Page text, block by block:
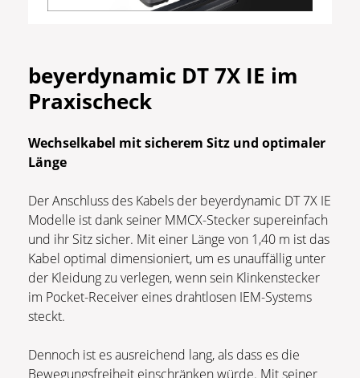
beyerdynamic DT 7X IE im
Praxischeck
Wechselkabel mit sicherem Sitz und optimaler
Länge
Der Anschluss des Kabels der beyerdynamic DT 7X IE
Modelle ist dank seiner MMCX-Stecker supereinfach
und ihr Sitz sicher. Mit einer Länge von 1,40 m ist das
Kabel optimal dimensioniert, um es unauffällig unter
der Kleidung zu verlegen, wenn sein Klinkenstecker
im Pocket-Receiver eines drahtlosen IEM-Systems
steckt.
Dennoch ist es ausreichend lang, als dass es die
Bewegungsfreiheit einschränken würde. Mit seiner